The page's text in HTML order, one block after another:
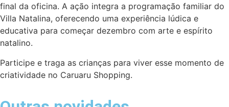
final da oficina. A ação integra a programação familiar do
Villa Natalina, oferecendo uma experiência lúdica e
educativa para começar dezembro com arte e espírito
natalino.
Participe e traga as crianças para viver esse momento de
criatividade no Caruaru Shopping.